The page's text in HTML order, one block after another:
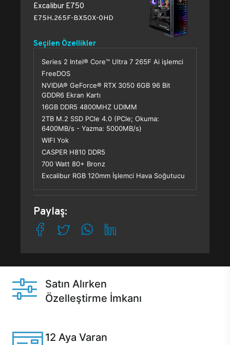
Excalibur E750
E75H.265F-BX50X-0HD
Seçilen Özellikler
Series 2 Intel® Core™ Ultra 7 265F Ai işlemci
FreeDOS
NVIDIA® GeForce® RTX 3050 6GB 96 Bit
GDDR6 Ekran Kartı
16GB DDR5 4800MHZ UDIMM
2TB M.2 SSD PCle 4.0 (PCle; Okuma:
6400MB/s - Yazma: 5000MB/s)
WIFI Yok
CASPER H810 DDR5
700 Watt 80+ Bronz
Excalibur RGB 120mm İşlemci Hava Soğutucu
Paylaş:
Satın Alırken
Özelleştirme İmkanı
12 Aya Varan